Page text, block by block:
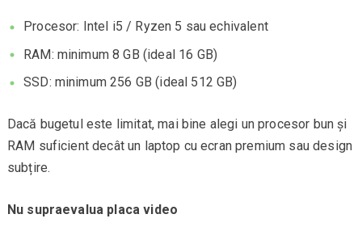
Procesor: Intel i5 / Ryzen 5 sau echivalent
RAM: minimum 8 GB (ideal 16 GB)
SSD: minimum 256 GB (ideal 512 GB)
Dacă bugetul este limitat, mai bine alegi un procesor bun și
RAM suficient decât un laptop cu ecran premium sau design
subțire.
Nu supraevalua placa video